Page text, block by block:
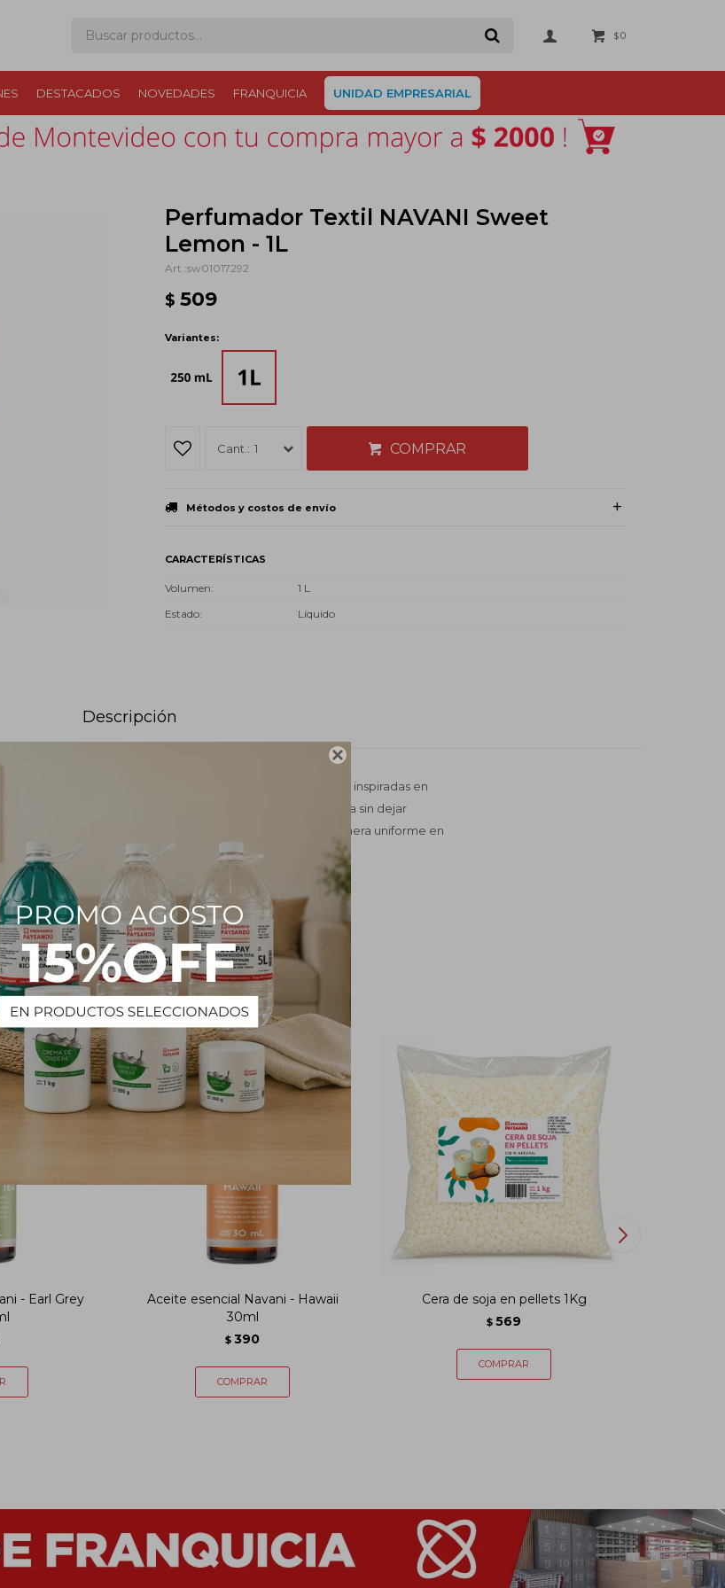

DESTACADOS NOVEDADES FRANQUICIA UNIDAD EMPRESARIAL
$0
Perfumador Textil NAVANI Sweet
Lemon - 1L
sw01017292
$ 509
Variantes:
1 COMPRAR
Métodos y costos de envío
CARACTERÍSTICAS
Volumen
1 L
Estado
Líquido
Descripción
Textiles y de Ambiente NAVANI, con fragancias inspiradas en
cuidadosamente desarrollada asegura frescura duradera sin dejar
la integridad de la tela. Simplemente aplica el spray de manera uniforme en
para disfrutar de tu fragancia favorita durante todo el día
QUE TE PUEDEN INTERESAR
- Earl Grey
Aceite esencial Navani - Hawaii
30ml
$ 390
Cera de soja en pellets 1Kg
$ 569